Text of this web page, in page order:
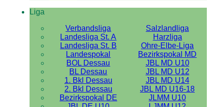
Liga
Verbandsliga
Salzlandliga
Landesliga St. A
Harzliga
Landesliga St. B
Ohre-Elbe-Liga
Landespokal
Bezirkspokal MD
BOL Dessau
JBL MD U10
BL Dessau
JBL MD U12
1. Bkl Dessau
JBL MD U14
2. Bkl Dessau
JBL MD U16-18
Bezirkspokal DE
JLMM U10